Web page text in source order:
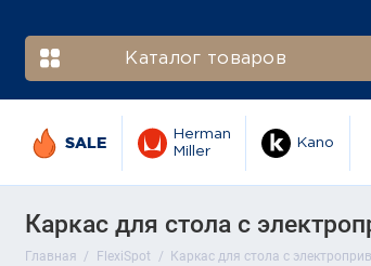
Каталог товаров
SALE
Herman
Miller
Kano
Каркас для стола с
Главная FlexiSpot Каркас для стола с